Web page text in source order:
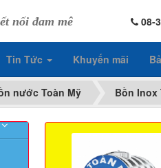
nối đam mê 08-
Tin Tức Khuyến mãi
nước Toàn Mỹ Bồn Inox